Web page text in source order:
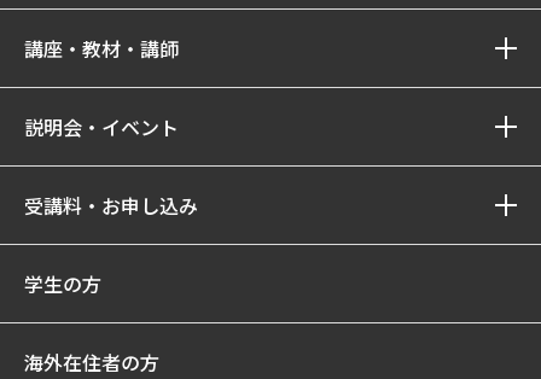
講座・教材・講師
説明会・イベント
受講料・お申し込み
学生の方
海外在住者の方